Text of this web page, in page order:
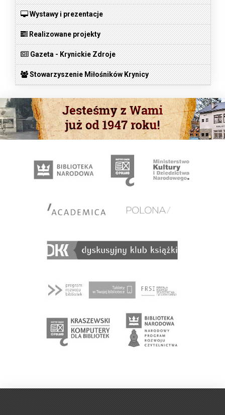
Wystawy i prezentacje
Realizowane projekty
Gazeta - Krynickie Zdroje
Stowarzyszenie Miłośników Krynicy